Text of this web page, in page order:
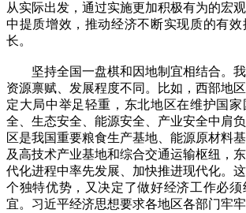
从实际出发，通过实施更加积极有为的宏
中提质增效，推动经济不断实现质的有
长。
坚持全国一盘棋和因地制宜相结合。我
资源禀赋、发展程度不同。比如，西部地
定大局中举足轻重，东北地区在维护国
全、生态安全、能源安全、产业安全中肩
区是我国重要粮食生产基地、能源原材料
及高技术产业基地和综合交通运输枢纽，
代化进程中率先发展、加快推进现代化。
个独特优势，又决定了做好经济工作必须
宜。习近平经济思想要求各地区各部门牢